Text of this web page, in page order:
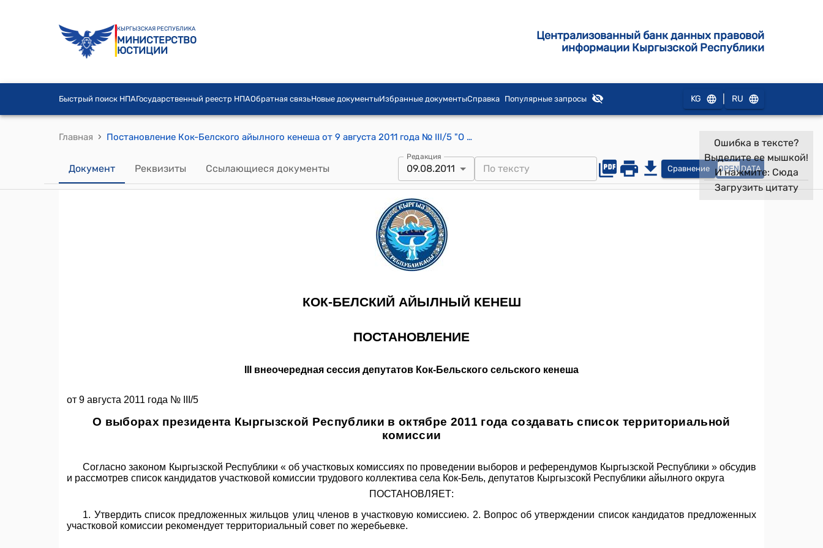
КЫРГЫЗСКАЯ РЕСПУБЛИКА
МИНИСТЕРСТВО
ЮСТИЦИИ
Централизованный банк данных правовой
информации Кыргызской Республики
Быстрый поиск НПАГосударственный реестр НПАОбратная связьНовые документыИзбранные документыСправка Популярные запросы KG RU
Главная › Постановление Кок-Белского айылного кенеша от 9 августа 2011 года № III/5 "О выборах президента Кыргызской Республики в октябре 2011 года создавать список территориальной комиссии"
Документ Реквизиты Ссылающиеся документы
Редакция
09.08.2011 Сравнение OPEN DATA
Ошибка в тексте?
Выделите ее мышкой!
И нажмите: Сюда
Загрузить цитату